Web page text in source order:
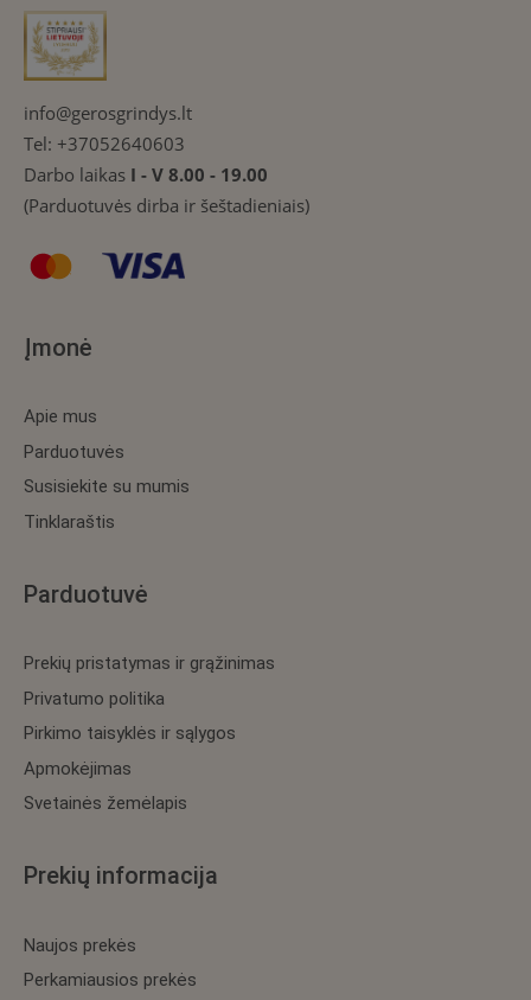
info@gerosgrindys.lt
Tel: +37052640603
Darbo laikas I - V 8.00 - 19.00
(Parduotuvės dirba ir šeštadieniais)
Įmonė
Apie mus
Susisiekite su mumis
Parduotuvės
Tinklaraštis
Parduotuvė
Prekių pristatymas ir grąžinimas
Privatumo politika
Pirkimo taisyklės ir sąlygos
Apmokėjimas
Svetainės žemėlapis
Prekių informacija
Naujos prekės
Perkamiausios prekės